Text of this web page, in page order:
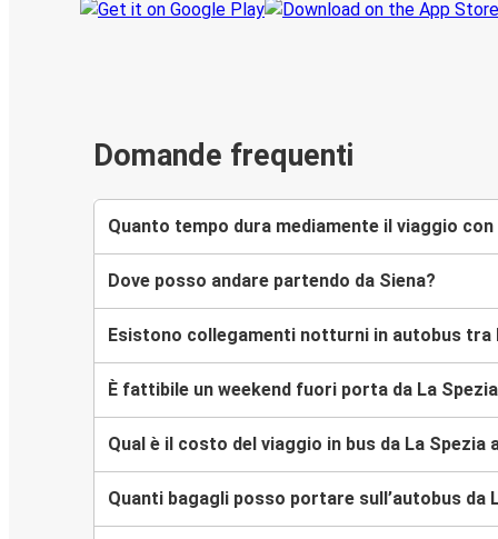
Domande frequenti
Quanto tempo dura mediamente il viaggio con
Dove posso andare partendo da Siena?
Esistono collegamenti notturni in autobus tra
È fattibile un weekend fuori porta da La
Qual è il costo del viaggio in bus da La Spezia
Quanti bagagli posso portare sull’autobus da